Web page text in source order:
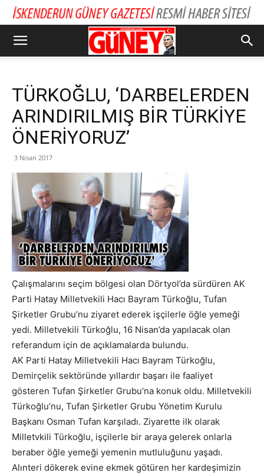
TÜRKOĞLU, ‘DARBELERDEN
ARINDIRILMIŞ BİR TÜRKİYE
ÖNERİYORUZ’
3 Nisan 2017
Çalışmalarını seçim bölgesi olan Dörtyol’da sürdüren AK
Parti Hatay Milletvekili Hacı Bayram Türkoğlu, Tufan
Şirketler Grubu’nu ziyaret ederek işçilerle öğle yemeği
yedi. Milletvekili Türkoğlu, 16 Nisan’da yapılacak olan
referandum için de açıklamalarda bulundu.
AK Parti Hatay Milletvekili Hacı Bayram Türkoğlu,
Demirçelik sektöründe yıllardır başarı ile faaliyet
gösteren Tufan Şirketler Grubu’na konuk oldu. Milletvekili
Türkoğlu’nu, Tufan Şirketler Grubu Yönetim Kurulu
Başkanı Osman Tufan karşıladı. Ziyarette ilk olarak
Milletvkili Türkoğlu, işçilerle bir araya gelerek onlarla
beraber öğle yemeği yemenin mutluluğunu yaşadı.
Alınteri dökerek evine ekmek götüren her kardeşimizin